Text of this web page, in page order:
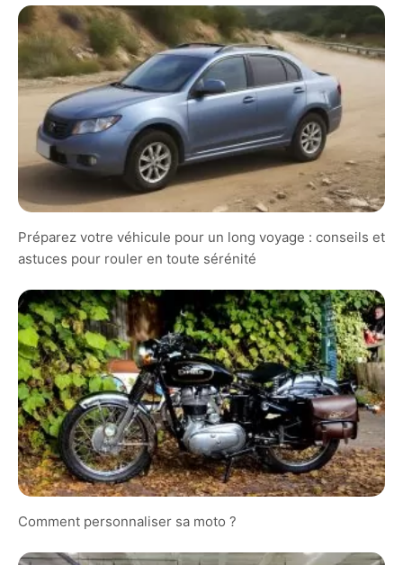
Préparez votre véhicule pour un long voyage : conseils et
astuces pour rouler en toute sérénité
Comment personnaliser sa moto ?